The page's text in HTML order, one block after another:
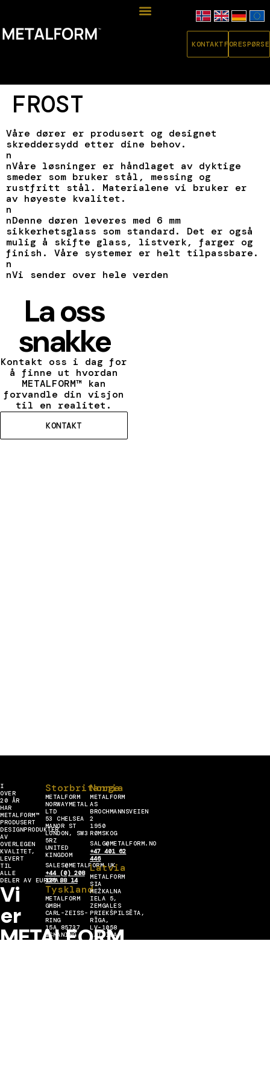
KONTAKT
FROST
Våre dører er produsert og designet
skreddersydd etter dine behov.
n
nVåre løsninger er håndlaget av dyktige
smeder som bruker stål, messing og
rustfritt stål. Materialene vi bruker er
av høyeste kvalitet.
n
nDenne døren leveres med 6 mm
sikkerhetsglass som standard. Det er også
mulig å skifte glass, listverk, farger og
finish. Våre systemer er helt tilpassbare.
n
nVi sender over hele verden
La oss
snakke
Kontakt oss i dag for
å finne ut hvordan
METALFORM™ kan
forvandle din visjon
til en realitet.
KONTAKT
I
OVER
20 ÅR
HAR
METALFORM™
PRODUSERT
DESIGNPRODUKTER
AV
OVERLEGEN
KVALITET,
LEVERT
TIL
ALLE
DELER AV EUROPA.
Vi
er
METALFORM
Storbritannia
METALFORM
NORWAYMETAL
LTD
53 CHELSEA
MANOR ST
LONDON, SW3
5RZ
UNITED
KINGDOM
SALES@METALFORM.UK
+44 (0) 208
129 88 14
Tyskland
METALFORM
GMBH
CARL-ZEISS-
RING
15A 85737
ISMANING
Norge
METALFORM
AS
BROCHMANNSVEIEN
2
1950
RØMSKOG
SALG@METALFORM.NO
+47 401 62
446
Latvia
METALFORM
SIA
MEŽKALNA
IELA 5,
ZEMGALES
PRIEKŠPILSĒTA,
RĪGA,
LV-1058
LATVIJA